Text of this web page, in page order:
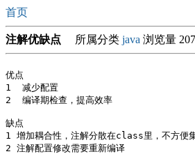
首页
注解优缺点 所属分类 java 浏览量
优点
1  减少配置
2  编译期检查，提高效率
缺点
1 增加耦合性，注解分散在class里，不方便
2 注解配置修改需要重新编译